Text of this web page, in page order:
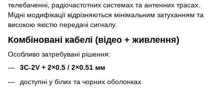
телебаченні, радіочастотних системах та антенних трасах.
Мідні модифікації відрізняються мінімальним затуханням та
високою якістю передачі сигналу.
Комбіновані кабелі (відео + живлення)
Особливо затребувані рішення:
3C-2V + 2×0.5 / 2×0.51 мм
доступні у білих та чорних оболонках